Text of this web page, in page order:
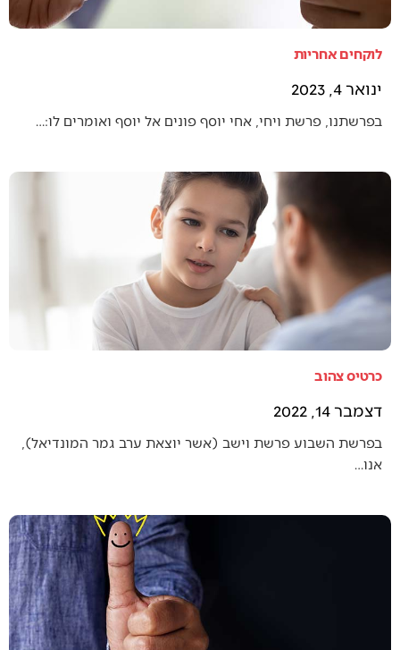
לוקחים אחריות
ינואר 4, 2023
בפרשתנו, פרשת ויחי, אחי יוסף פונים אל יוסף ואומרים לו:…
כרטיס צהוב
דצמבר 14, 2022
בפרשת השבוע פרשת וישב (אשר יוצאת ערב גמר המונדיאל),
אנו…